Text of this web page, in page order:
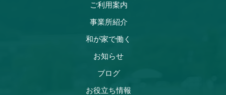
ご利用案内
事業所紹介
和が家で働く
お知らせ
ブログ
お役立ち情報